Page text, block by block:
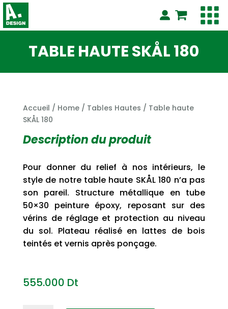
TABLE HAUTE SKÅL 180
Accueil / Home/ Tables Hautes / Table haute
SKÅL 180
Description du produit
Pour donner du relief à nos intérieurs, le
style de notre table haute SKÅL 180 n’a pas
son pareil. Structure métallique en tube
50×30 peinture époxy, reposant sur des
vérins de réglage et protection au niveau
du sol. Plateau réalisé en lattes de bois
teintés et vernis après ponçage.
555.000 Dt